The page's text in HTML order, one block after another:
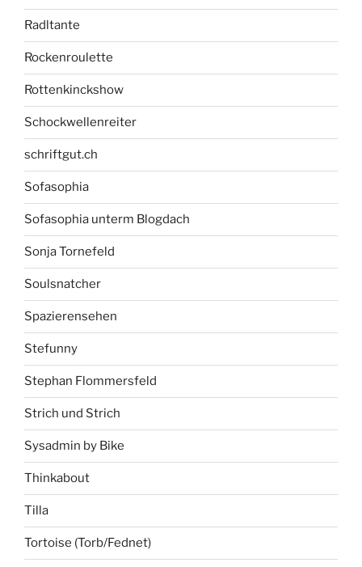
Radltante
Rockenroulette
Rottenkinckshow
Schockwellenreiter
schriftgut.ch
Sofasophia
Sofasophia unterm Blogdach
Sonja Tornefeld
Soulsnatcher
Spazierensehen
Stefunny
Stephan Flommersfeld
Strich und Strich
Sysadmin by Bike
Thinkabout
Tilla
Tortoise (Torb/Fednet)